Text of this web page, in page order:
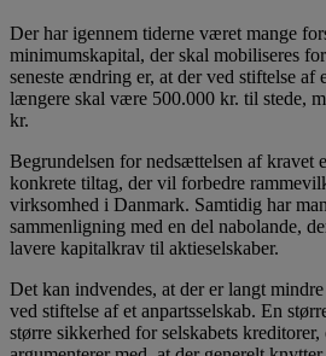
Der har igennem tiderne været mange
minimumskapital, der skal mobiliseres
seneste ændring er, at der ved stiftelse af
længere skal være 500.000 kr. til stede,
kr.
Begrundelsen for nedsættelsen af kravet
konkrete tiltag, der vil forbedre
virksomhed i Danmark. Samtidig har
sammenligning med en del nabolande,
lavere kapitalkrav til aktieselskaber.
Det kan indvendes, at der er langt
ved stiftelse af et anpartsselskab. En
større sikkerhed for selskabets kreditorer,